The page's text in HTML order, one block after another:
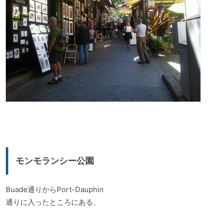
モンモランシー公園
Buade通りからPort-Dauphin
通りに入ったところにある、